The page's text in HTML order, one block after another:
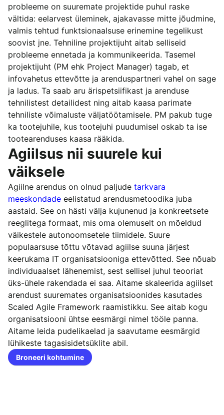
probleeme on suuremate projektide puhul raske
vältida: eelarvest üleminek, ajakavasse mitte jõudmine,
valmis tehtud funktsionaalsuse erinemine tegelikust
soovist jne. Tehniline projektijuht aitab selliseid
probleeme ennetada ja kommunikeerida. Tasemel
projektijuht (PM ehk Project Manager) tagab, et
infovahetus ettevõtte ja arenduspartneri vahel on sage
ja ladus. Ta saab aru ärispetsiifikast ja arenduse
tehnilistest detailidest ning aitab kaasa parimate
tehniliste võimaluste väljatöötamisele. PM pakub tuge
ka tootejuhile, kus tootejuhi puudumisel oskab ta ise
tootearenduses kaasa rääkida.
Agiilsus nii suurele kui
väiksele
Agiilne arendus on olnud paljude tarkvara
meeskondade eelistatud arendusmetoodika juba
aastaid. See on hästi välja kujunenud ja konkreetsete
reeglitega formaat, mis oma olemuselt on mõeldud
väikestele autonoomsetele tiimidele. Suure
populaarsuse tõttu võtavad agiilse suuna järjest
keerukama IT organisatsiooniga ettevõtted. See nõuab
individuaalset lähenemist, sest sellisel juhul teooriat
üks-ühele rakendada ei saa. Aitame skaleerida agiilset
arendust suuremates organisatsioonides kasutades
Scaled Agile Framework raamistikku. See aitab kogu
organisatsiooni ühtse eesmärgi nimel tööle panna.
Aitame leida pudelikaelad ja saavutame eesmärgid
lühikeste tagasisidetsüklite abil.
Broneeri kohtumine